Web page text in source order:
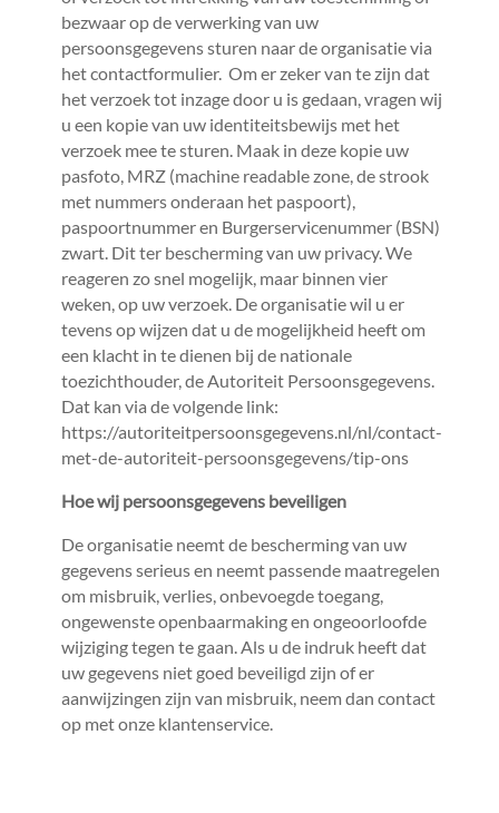
bezwaar op de verwerking van uw
persoonsgegevens sturen naar de organisatie via
het contactformulier. Om er zeker van te zijn dat
het verzoek tot inzage door u is gedaan, vragen wij
u een kopie van uw identiteitsbewijs met het
verzoek mee te sturen. Maak in deze kopie uw
pasfoto, MRZ (machine readable zone, de strook
met nummers onderaan het paspoort),
paspoortnummer en Burgerservicenummer (BSN)
zwart. Dit ter bescherming van uw privacy. We
reageren zo snel mogelijk, maar binnen vier
weken, op uw verzoek. De organisatie wil u er
tevens op wijzen dat u de mogelijkheid heeft om
een klacht in te dienen bij de nationale
toezichthouder, de Autoriteit Persoonsgegevens.
Dat kan via de volgende link:
https://autoriteitpersoonsgegevens.nl/nl/contact-
met-de-autoriteit-persoonsgegevens/tip-ons
Hoe wij persoonsgegevens beveiligen
De organisatie neemt de bescherming van uw
gegevens serieus en neemt passende maatregelen
om misbruik, verlies, onbevoegde toegang,
ongewenste openbaarmaking en ongeoorloofde
wijziging tegen te gaan. Als u de indruk heeft dat
uw gegevens niet goed beveiligd zijn of er
aanwijzingen zijn van misbruik, neem dan contact
op met onze klantenservice.